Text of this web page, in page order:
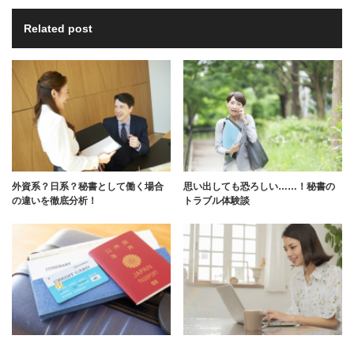
Related post
外資系？日系？秘書として働く場合
の違いを徹底分析！
思い出しても恐ろしい……！秘書の
トラブル体験談